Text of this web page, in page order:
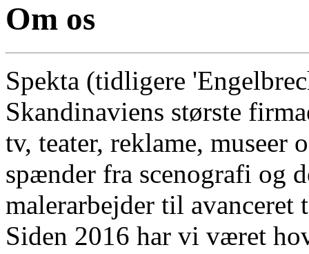
Om os
Spekta (tidligere
Skandinaviens største
tv, teater, reklame,
spænder fra scenografi og
malerarbejder til avanceret
Siden 2016 har vi været